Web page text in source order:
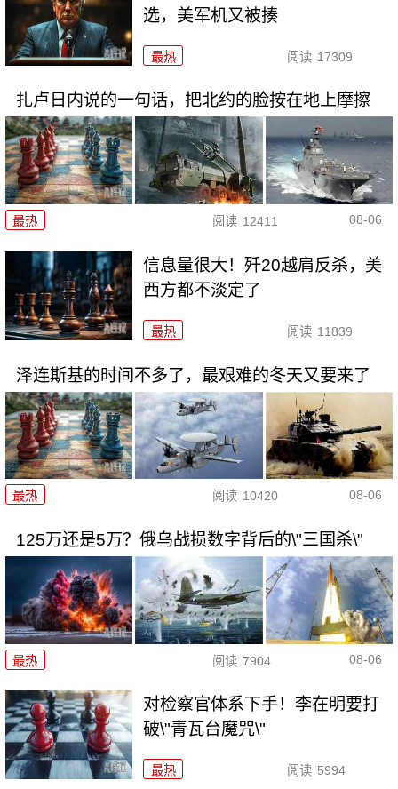
选，美军机又被揍
最热 阅读 17309
扎卢日内说的一句话，把北约的脸按在地上摩擦
最热 阅读 12411 08-06
信息量很大！歼20越肩反杀，美
西方都不淡定了
最热 阅读 11839
泽连斯基的时间不多了，最艰难的冬天又要来了
最热 阅读 10420 08-06
125万还是5万？俄乌战损数字背后的\"三国杀\"
最热 阅读 7904 08-06
对检察官体系下手！李在明要打
破\"青瓦台魔咒\"
最热 阅读 5994